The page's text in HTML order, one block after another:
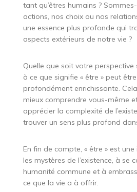
tant qu’êtres humains ?
actions, nos choix ou nos
une essence plus profonde qui
aspects extérieurs de notre vie ?
Quelle que soit votre perspective
à ce que signifie « être » peut
profondément enrichissante.
mieux comprendre vous-même
apprécier la complexité de
trouver un sens plus profond
En fin de compte, « être » est
les mystères de l’existence, à se
humanité commune et à
ce que la vie a à offrir.